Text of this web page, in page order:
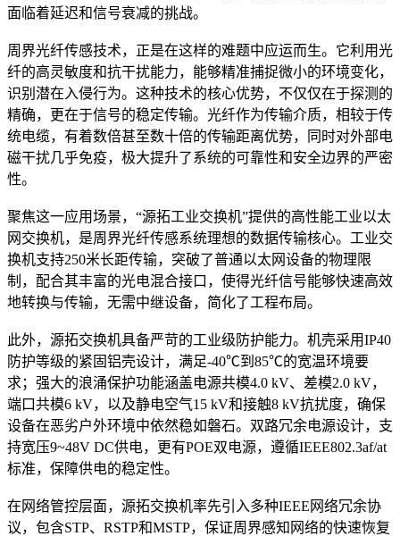
面临着延迟和信号衰减的挑战。
周界光纤传感技术，正是在这样的难题中应运而生。它利用光
纤的高灵敏度和抗干扰能力，能够精准捕捉微小的环境变化，
识别潜在入侵行为。这种技术的核心优势，不仅仅在于探测的
精确，更在于信号的稳定传输。光纤作为传输介质，相较于传
统电缆，有着数倍甚至数十倍的传输距离优势，同时对外部电
磁干扰几乎免疫，极大提升了系统的可靠性和安全边界的严密
性。
聚焦这一应用场景，“源拓工业交换机”提供的高性能工业以太
网交换机，是周界光纤传感系统理想的数据传输核心。工业交
换机支持250米长距传输，突破了普通以太网设备的物理限
制，配合其丰富的光电混合接口，使得光纤信号能够快速高效
地转换与传输，无需中继设备，简化了工程布局。
此外，源拓交换机具备严苛的工业级防护能力。机壳采用IP40
防护等级的紧固铝壳设计，满足-40℃到85℃的宽温环境要
求；强大的浪涌保护功能涵盖电源共模4.0 kV、差模2.0 kV，
端口共模6 kV，以及静电空气15 kV和接触8 kV抗扰度，确保
设备在恶劣户外环境中依然稳如磐石。双路冗余电源设计，支
持宽压9~48V DC供电，更有POE双电源，遵循IEEE802.3af/at
标准，保障供电的稳定性。
在网络管控层面，源拓交换机率先引入多种IEEE网络冗余协
议，包含STP、RSTP和MSTP，保证周界感知网络的快速恢复